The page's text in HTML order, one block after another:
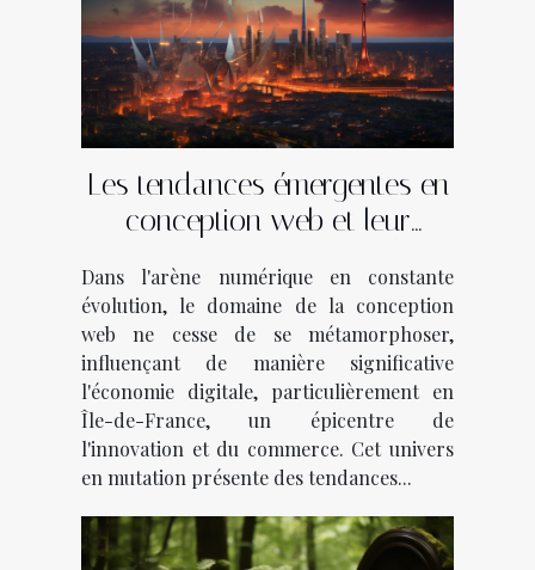
Les tendances émergentes en
conception web et leur
de-France
Dans l'arène numérique en constante
évolution, le domaine de la conception
web ne cesse de se métamorphoser,
influençant de manière significative
l'économie digitale, particulièrement en
Île-de-France, un épicentre de
l'innovation et du commerce. Cet univers
en mutation présente des tendances...